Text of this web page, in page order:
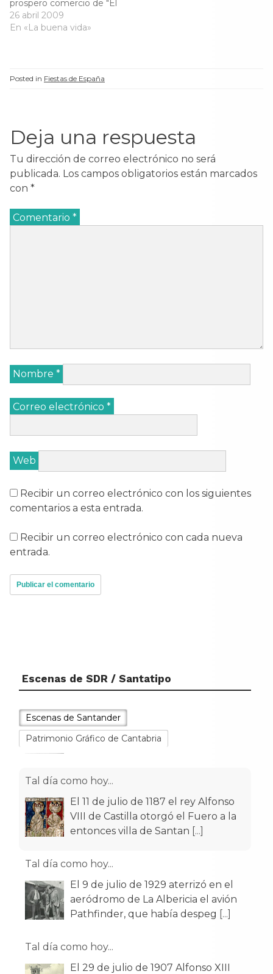
) )
prospero comercio de "El
Marco", comarca del vino
de Jerez, Con Inglaterra y
los largos viajes por mar,
26 abril 2009
En «La buena vida»
Posted in Fiestas de España
Deja una respuesta
Tu dirección de correo electrónico no será
publicada. Los campos obligatorios están marcados
con *
Comentario *
Nombre *
Correo electrónico *
Web
Recibir un correo electrónico con los siguientes
comentarios a esta entrada.
Recibir un correo electrónico con cada nueva
entrada.
Escenas de SDR / Santatipo
Escenas de Santander
Patrimonio Gráfico de Cantabria
El 11 de julio de 1187 el rey Alfonso
VIII de Castilla otorgó el Fuero a la
entonces villa de Santan[...]
El 9 de julio de 1929 aterrizó en el
aeródromo de La Albericia el avión
Pathfinder, que había despeg[...]
El 29 de julio de 1907 Alfonso XIII
inauguró el Monte de Piedad y Caja